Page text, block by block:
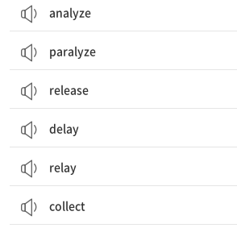
analyze
paralyze
release
delay
relay
collect